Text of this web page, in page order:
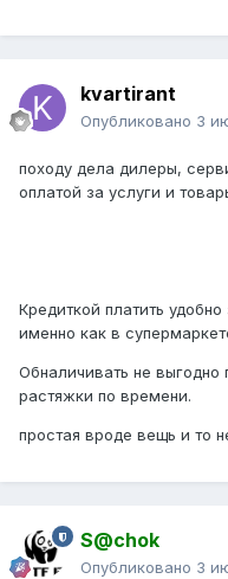
kvartirant
Опубликовано 3
походу дела дилеры,
оплатой за услуги и
Кредиткой платить
именно как в
Обналичивать не выгодно
растяжки по времени.
простая вроде вещь и то
S@chok
Опубликовано 3